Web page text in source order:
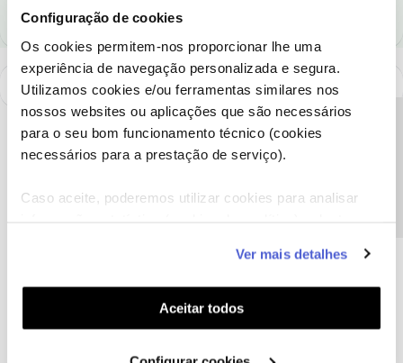
Configuração de cookies
Os cookies permitem-nos proporcionar lhe uma
experiência de navegação personalizada e segura.
Utilizamos cookies e/ou ferramentas similares nos
nossos websites ou aplicações que são necessários
para o seu bom funcionamento técnico (cookies
necessários para a prestação de serviço).
Caso aceite, poderemos utilizar cookies para analisar
funcionalidades (cookies de personalização e
funcionalidade) e adaptar anúncios aos seus interesses
(cookies de publicidade personalizada). Pode gerir a
utilização dos cookies clicando em "Configurar
Ver mais detalhes
Aceitar todos
A poupança que COMBINA